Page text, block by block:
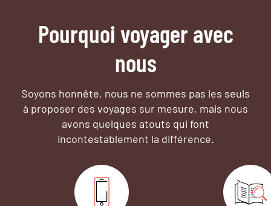
Pourquoi voyager avec
nous
Soyons honnête, nous ne sommes pas les seuls
à proposer des voyages sur mesure, mais nous
avons quelques atouts qui font
incontestablement la différence.